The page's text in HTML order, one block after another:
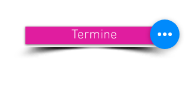
Termine